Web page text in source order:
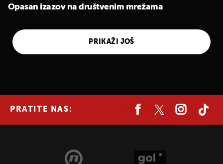
Opasan izazov na društvenim mrežama
PRIKAŽI JOŠ
PRATITE NAS: